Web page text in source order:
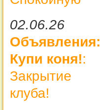
02.06.26
Объявления:
Купи коня!:
Закрытие
клуба!